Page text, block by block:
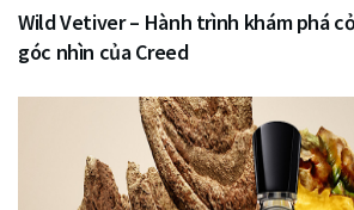
Wild Vetiver – Hành trình khám phá
góc nhìn của Creed